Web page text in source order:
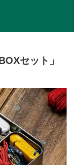
セット」